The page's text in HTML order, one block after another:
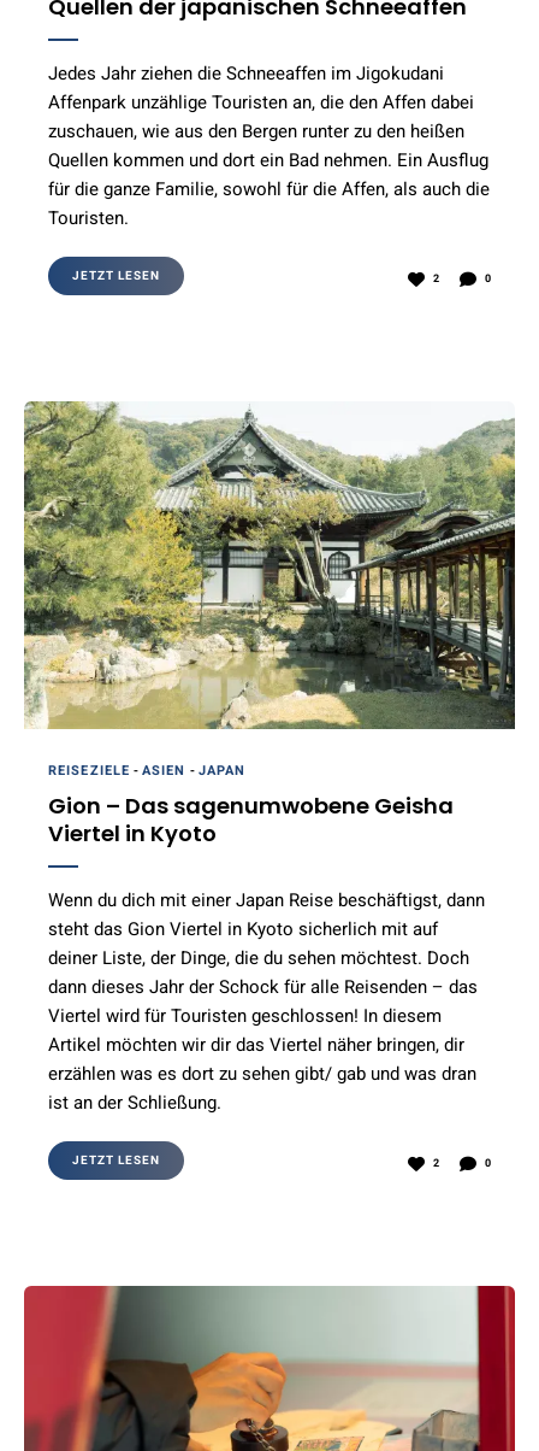
Quellen der japanischen Schneeaffen
Jedes Jahr ziehen die Schneeaffen im Jigokudani
Affenpark unzählige Touristen an, die den Affen dabei
zuschauen, wie aus den Bergen runter zu den heißen
Quellen kommen und dort ein Bad nehmen. Ein Ausflug
für die ganze Familie, sowohl für die Affen, als auch die
Touristen.
JETZT LESEN 2 0
REISEZIELE -ASIEN -JAPAN
Gion – Das sagenumwobene Geisha
Viertel in Kyoto
Wenn du dich mit einer Japan Reise beschäftigst, dann
steht das Gion Viertel in Kyoto sicherlich mit auf
deiner Liste, der Dinge, die du sehen möchtest. Doch
dann dieses Jahr der Schock für alle Reisenden – das
Viertel wird für Touristen geschlossen! In diesem
Artikel möchten wir dir das Viertel näher bringen, dir
erzählen was es dort zu sehen gibt/ gab und was dran
ist an der Schließung.
JETZT LESEN 2 0